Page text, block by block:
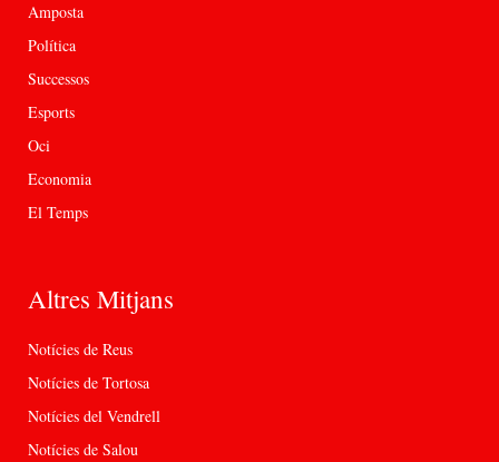
Amposta
Política
Successos
Esports
Oci
Economia
El Temps
Altres Mitjans
Notícies de Reus
Notícies de Tortosa
Notícies del Vendrell
Notícies de Salou